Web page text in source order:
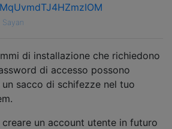
Sayan
di installazione che richiedono
di accesso possono
sacco di schifezze nel tuo
un account utente in futuro